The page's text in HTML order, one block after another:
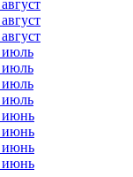
июль
июль
июль
июль
июнь
июнь
июнь
июнь